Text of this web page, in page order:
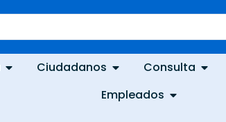
Ciudadanos Consulta
Empleados